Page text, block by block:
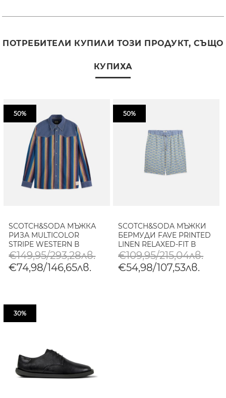
ПОТРЕБИТЕЛИ КУПИЛИ ТОЗИ ПРОДУКТ, СЪЩО
КУПИХА
50%
SCOTCH&SODA МЪЖКА
РИЗА MULTICOLOR
STRIPE WESTERN В
КОМБИНАЦИЯ
€149,95/293,28лв.
€74,98/146,65лв.
50%
SCOTCH&SODA МЪЖКИ
БЕРМУДИ FAVE PRINTED
LINEN RELAXED-FIT В
СИНЬО
€109,95/215,04лв.
€54,98/107,53лв.
30%